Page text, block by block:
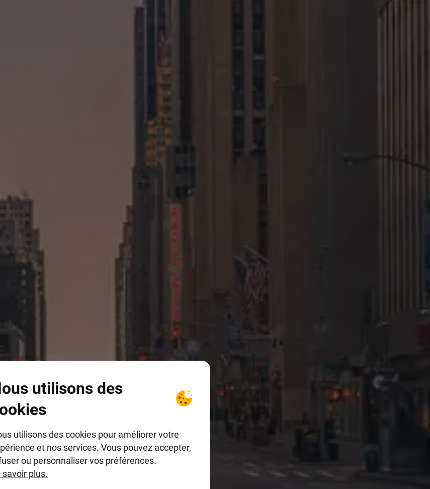
utilisons des
utilisons des cookies pour améliorer votre
et nos services. Vous pouvez accepter,
ou personnaliser vos préférences.
savoir plus.